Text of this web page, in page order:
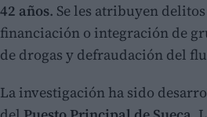
42 años. Se les atribuyen
financiación o integración de
de drogas y defraudación del
La investigación ha sido